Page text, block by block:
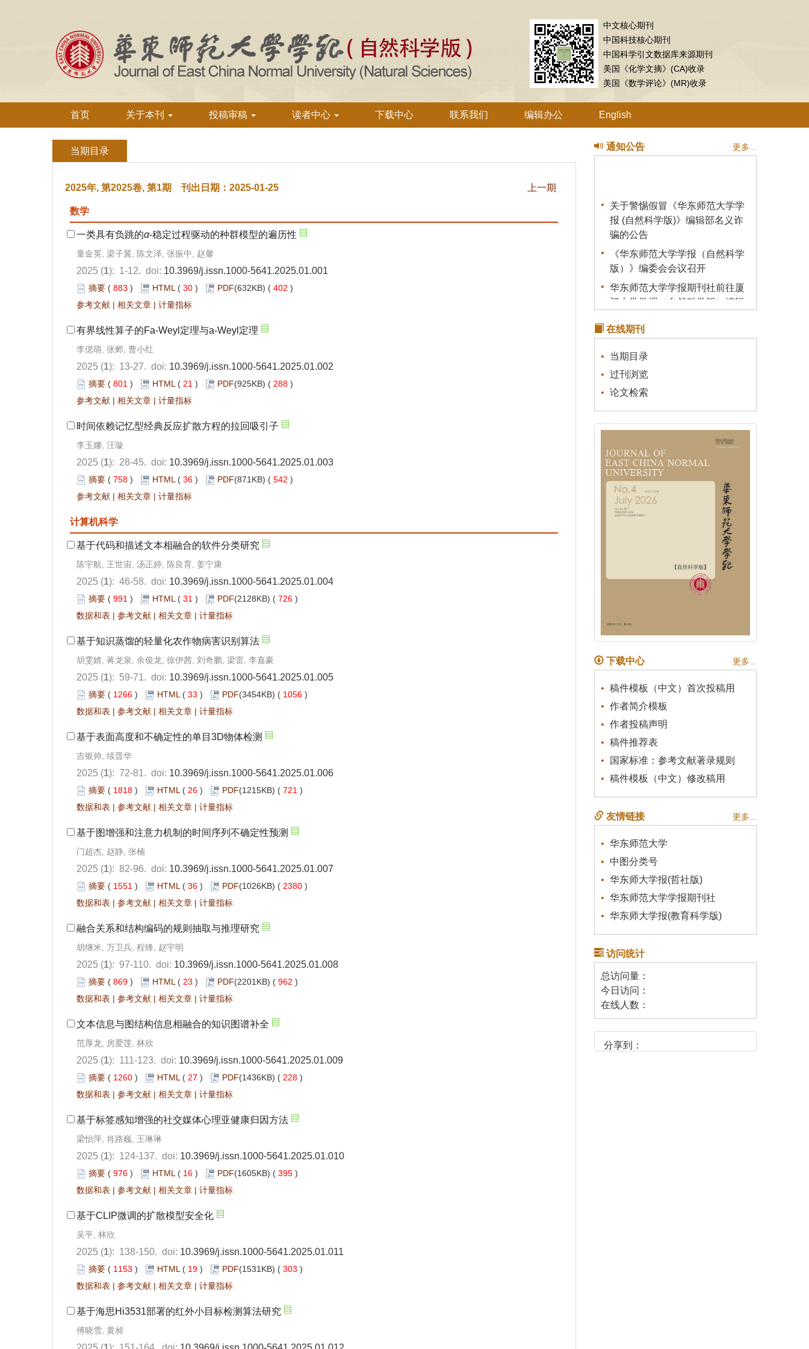
中文核心期刊
中国科技核心期刊
中国科学引文数据库来源期刊
美国《化学文摘》(CA)收录
美国《数学评论》(MR)收录
首页 关于本刊 投稿审稿 读者中心 下载中心 联系我们 编辑办公 English
当期目录
2025年, 第2025卷, 第1期 刊出日期：2025-01-25 上一期
数学
一类具有负跳的α-稳定过程驱动的种群模型的遍历性
童金英, 梁子翼, 陈文泽, 张振中, 赵馨
2025 (1): 1-12. doi: 10.3969/j.issn.1000-5641.2025.01.001
摘要 ( 883 ) HTML ( 30 ) PDF(632KB) ( 402 )
参考文献 | 相关文章 | 计量指标
有界线性算子的Fa-Weyl定理与a-Weyl定理
李偲萌, 张邺, 曹小红
2025 (1): 13-27. doi: 10.3969/j.issn.1000-5641.2025.01.002
摘要 ( 801 ) HTML ( 21 ) PDF(925KB) ( 288 )
参考文献 | 相关文章 | 计量指标
时间依赖记忆型经典反应扩散方程的拉回吸引子
李玉娜, 汪璇
2025 (1): 28-45. doi: 10.3969/j.issn.1000-5641.2025.01.003
摘要 ( 758 ) HTML ( 36 ) PDF(871KB) ( 542 )
参考文献 | 相关文章 | 计量指标
计算机科学
基于代码和描述文本相融合的软件分类研究
陈宇航, 王世宙, 汤正婷, 陈良育, 姜宁康
2025 (1): 46-58. doi: 10.3969/j.issn.1000-5641.2025.01.004
摘要 ( 991 ) HTML ( 31 ) PDF(2128KB) ( 726 )
数据和表 | 参考文献 | 相关文章 | 计量指标
基于知识蒸馏的轻量化农作物病害识别算法
胡雯婧, 蒋龙泉, 余俊龙, 徐伊茜, 刘奇鹏, 梁雷, 李嘉豪
2025 (1): 59-71. doi: 10.3969/j.issn.1000-5641.2025.01.005
摘要 ( 1266 ) HTML ( 33 ) PDF(3454KB) ( 1056 )
数据和表 | 参考文献 | 相关文章 | 计量指标
基于表面高度和不确定性的单目3D物体检测
吉银帅, 续晋华
2025 (1): 72-81. doi: 10.3969/j.issn.1000-5641.2025.01.006
摘要 ( 1818 ) HTML ( 26 ) PDF(1215KB) ( 721 )
数据和表 | 参考文献 | 相关文章 | 计量指标
基于图增强和注意力机制的时间序列不确定性预测
门超杰, 赵静, 张楠
2025 (1): 82-96. doi: 10.3969/j.issn.1000-5641.2025.01.007
摘要 ( 1551 ) HTML ( 36 ) PDF(1026KB) ( 2380 )
数据和表 | 参考文献 | 相关文章 | 计量指标
融合关系和结构编码的规则抽取与推理研究
胡继米, 万卫兵, 程锋, 赵宇明
2025 (1): 97-110. doi: 10.3969/j.issn.1000-5641.2025.01.008
摘要 ( 869 ) HTML ( 23 ) PDF(2201KB) ( 962 )
数据和表 | 参考文献 | 相关文章 | 计量指标
文本信息与图结构信息相融合的知识图谱补全
范厚龙, 房爱莲, 林欣
2025 (1): 111-123. doi: 10.3969/j.issn.1000-5641.2025.01.009
摘要 ( 1260 ) HTML ( 27 ) PDF(1436KB) ( 228 )
数据和表 | 参考文献 | 相关文章 | 计量指标
基于标签感知增强的社交媒体心理亚健康归因方法
梁怡萍, 肖路巍, 王琳琳
2025 (1): 124-137. doi: 10.3969/j.issn.1000-5641.2025.01.010
摘要 ( 976 ) HTML ( 16 ) PDF(1605KB) ( 395 )
数据和表 | 参考文献 | 相关文章 | 计量指标
基于CLIP微调的扩散模型安全化
吴平, 林欣
2025 (1): 138-150. doi: 10.3969/j.issn.1000-5641.2025.01.011
摘要 ( 1153 ) HTML ( 19 ) PDF(1531KB) ( 303 )
数据和表 | 参考文献 | 相关文章 | 计量指标
基于海思Hi3531部署的红外小目标检测算法研究
傅晓雪, 黄昶
通知公告 更多...
关于警惕假冒《华东师范大学学
报 (自然科学版)》编辑部名义诈
骗的公告
《华东师范大学学报（自然科学
版）》编委会会议召开
华东师范大学学报期刊社前往厦
门大学学报（自然科学版）编辑
部调研学习
关于我刊启用新的服务器的说明
《统计理论及其应用》征稿通知
关于有不法分子冒充本刊行骗的
在线期刊
当期目录
过刊浏览
论文检索
下载中心 更多...
稿件模板（中文）首次投稿用
作者简介模板
作者投稿声明
稿件推荐表
国家标准：参考文献著录规则
稿件模板（中文）修改稿用
友情链接 更多...
华东师范大学
中图分类号
华东师大学报(哲社版)
华东师范大学学报期刊社
华东师大学报(教育科学版)
访问统计
总访问量：
今日访问：
在线人数：
分享到：